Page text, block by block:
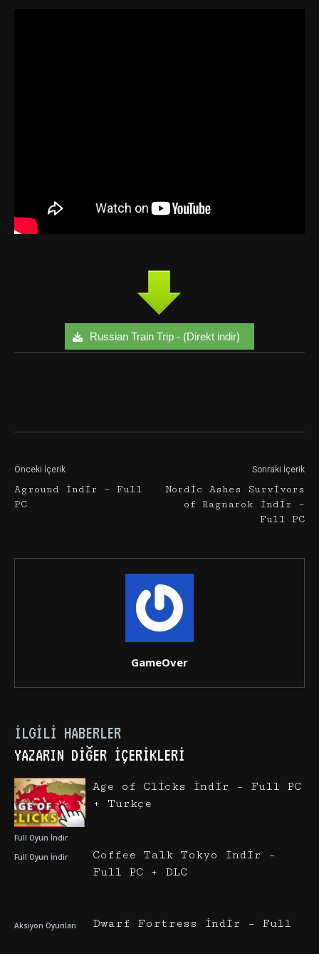
Russian Train Trip - (Direkt indir)
Önceki İçerik
Aground İndir – Full
PC
Sonraki İçerik
Nordic Ashes Survivors
of Ragnarok İndir –
Full PC
GameOver
İLGILI HABERLER
YAZARIN DIĞER İÇERIKLERI
Full Oyun İndir
Age of Clicks İndir – Full PC
+ Türkçe
Full Oyun İndir
Coffee Talk Tokyo İndir –
Full PC + DLC
Aksiyon Oyunları Dwarf Fortress İndir – Full